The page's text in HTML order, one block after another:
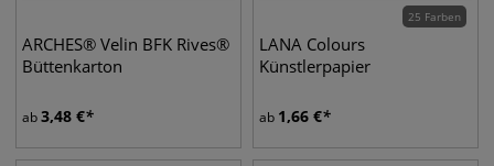
ARCHES® Velin BFK Rives®
Büttenkarton
ab3,48 €
25 Farben
LANA Colours
Künstlerpapier
ab 1,66 €